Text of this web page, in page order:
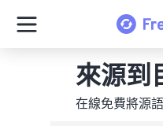
來源到
在線免費將源